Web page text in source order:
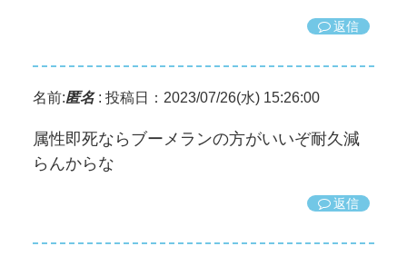
返信
名前:匿名: 投稿日：2023/07/26(水) 15:26:00
属性即死ならブーメランの方がいいぞ耐久減
らんからな
返信